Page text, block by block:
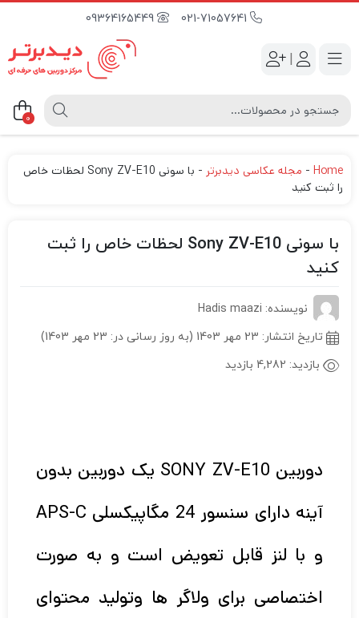
09364165449
|
0
Home
- مجله عکاسی دیدبرتر -
با سونی Sony ZV-E10 لحظات خاص
را ثبت کنید
با سونی Sony ZV-E10 لحظات خاص را ثبت
کنید
نویسنده: Hadis maazi
تاریخ انتشار: 23 مهر 1403 (به روز رسانی در: 23 مهر 1403)
بازدید: 4,282 بازدید
دوربین SONY ZV-E10 یک دوربین بدون
آینه دارای سنسور 24 مگاپیکسلی APS-C
و با لنز قابل تعویض است و به صورت
اختصاصی برای ولاگر ها وتولید محتوای